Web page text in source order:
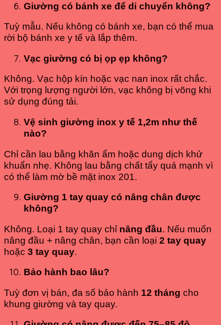
Giường có bánh xe để di chuyển không?
Tuỳ mẫu. Nếu không có bánh xe, bạn có thể mua
rời bộ bánh xe y tế và lắp thêm.
Vạc giường có bị ọp ẹp không?
Không. Vạc hộp kín hoặc vạc nan inox rất chắc.
Với trọng lượng người lớn, vạc không bị võng khi
sử dụng đúng tải.
Vệ sinh giường inox y tế 1,2m như thế
nào?
Chỉ cần lau bằng khăn ẩm hoặc dung dịch khử
khuẩn nhẹ. Không lau bằng chất tẩy quá mạnh vì
có thể làm mờ bề mặt inox 201.
Giường 1 tay quay có nâng chân được
không?
Không. Loại 1 tay quay chỉ nâng đầu. Nếu muốn
nâng đầu + nâng chân, bạn cần loại 2 tay quay
hoặc 3 tay quay.
Bảo hành bao lâu?
Tuỳ đơn vị bán, đa số bảo hành 12 tháng cho
khung giường và tay quay.